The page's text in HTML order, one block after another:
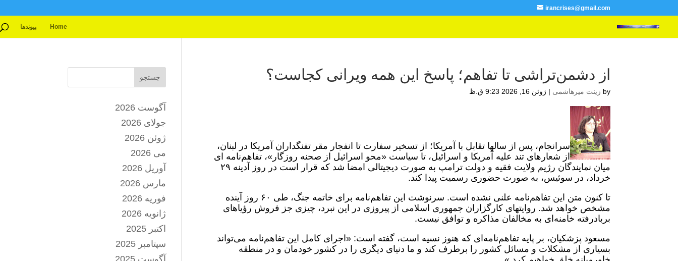
irancrises@gmail.com
Home پیوندها
از دشمن‌تراشی تا تفاهم؛ پاسخ این همه ویرانی کجاست؟
by زینت میرهاشمی |ژوئن 16, 2026 9:23 ق.ظ
سرانجام، پس از سالها تقابل با آمریکا؛ از تسخیر سفارت تا انفجار مقر تفنگداران آمریکا در لبنان،
از شعارهای تند علیه آمریکا و اسرائیل، تا سیاست «محو اسرائیل از صحنه روزگار»، تفاهم‌نامه ای
میان نمایندگان رژیم ولایت فقیه و دولت ترامپ به‌ صورت دیجیتالی امضا شد که قرار است در روز آدینه ۲۹
خرداد، در سوئیس، به ‌صورت حضوری رسمیت پیدا کند.
تا کنون متن این تفاهم‌نامه علنی نشده است. سرنوشت این تفاهم‌نامه برای خاتمه جنگ، طی ۶۰ روز آینده
مشخص خواهد شد. روایتهای کارگزاران جمهوری اسلامی از پیروزی در این نبرد، چیزی جز فروش رؤیاهای
بربادرفته خامنه‌ای به مخالفان مذاکره و توافق نیست.
مسعود پزشکیان، بر پایه تفاهم‌نامه‌ای که هنوز نسیه است، گفته است: «اجرای کامل این تفاهم‌نامه می‌تواند
بسیاری از مشکلات و مسائل کشور را برطرف کند و ما دنیای دیگری را در کشور خودمان و در منطقه
جستجو
آگوست 2026
جولای 2026
ژوئن 2026
می 2026
آوریل 2026
مارس 2026
فوریه 2026
ژانویه 2026
اکتبر 2025
سپتامبر 2025
آگوست 2025